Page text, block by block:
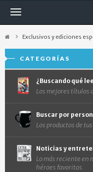
Navegación
Exclusivos y ediciones
CATEGORÍAS
¿Buscando qué
Los mejores títulos
Buscar por
Los productos de
Noticias y
Lo más reciente en
héroes favoritos.